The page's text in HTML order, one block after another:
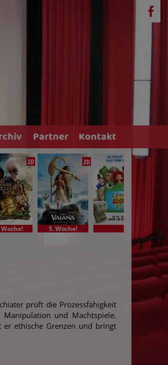
Partner Kontakt
2D
Woche!
2D
5. Woche!
prüft die Prozessfähigkeit
und Machtspiele.
er ethische Grenzen und bringt